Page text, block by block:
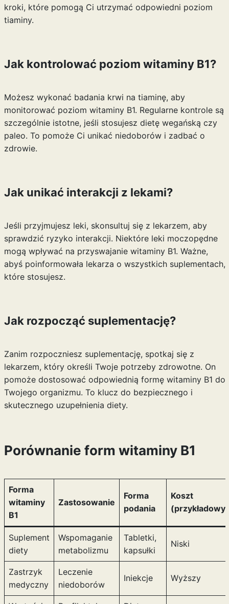
kroki, które pomogą Ci utrzymać odpowiedni poziom
tiaminy.
Jak kontrolować poziom witaminy B1?
Możesz wykonać badania krwi na tiaminę, aby
monitorować poziom witaminy B1. Regularne kontrole są
szczególnie istotne, jeśli stosujesz dietę wegańską czy
paleo. To pomoże Ci unikać niedoborów i zadbać o
zdrowie.
Jak unikać interakcji z lekami?
Jeśli przyjmujesz leki, skonsultuj się z lekarzem, aby
sprawdzić ryzyko interakcji. Niektóre leki moczopędne
mogą wpływać na przyswajanie witaminy B1. Ważne,
abyś poinformowała lekarza o wszystkich suplementach,
które stosujesz.
Jak rozpocząć suplementację?
Zanim rozpoczniesz suplementację, spotkaj się z
lekarzem, który określi Twoje potrzeby zdrowotne. On
pomoże dostosować odpowiednią formę witaminy B1 do
Twojego organizmu. To klucz do bezpiecznego i
skutecznego uzupełnienia diety.
Porównanie form witaminy B1
Forma
witaminy
B1
Zastosowanie
Forma
podania
Koszt
(przykładowy)
Suplement
diety
Wspomaganie
metabolizmu
Tabletki,
kapsułki
Niski
Zastrzyk
medyczny
Leczenie
niedoborów
Iniekcje Wyższy